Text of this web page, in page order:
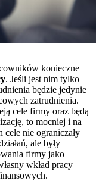
konieczne
. Jeśli jest nim tylko
będzie jedynie
zatrudnienia.
cele firmy oraz będą
to mocniej i na
nie ograniczały
ale były
firmy jako
wkład pracy